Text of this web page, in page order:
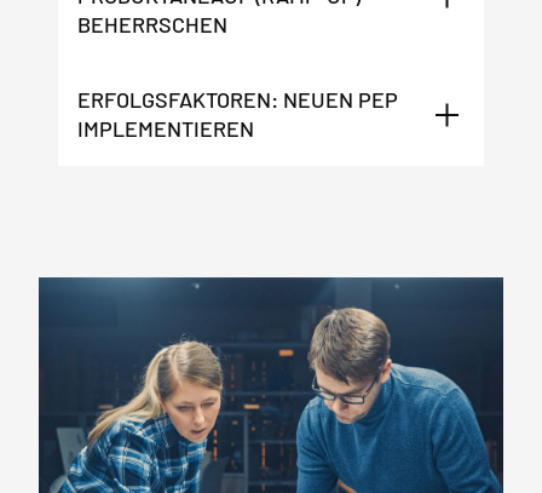
BEHERRSCHEN
ERFOLGSFAKTOREN: NEUEN PEP
IMPLEMENTIEREN